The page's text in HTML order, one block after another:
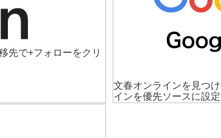
移先で+フォローをクリ
文春オンラインを見つ
インを優先ソースに設定